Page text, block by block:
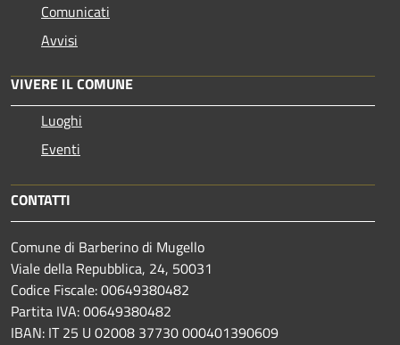
Comunicati
Avvisi
VIVERE IL COMUNE
Luoghi
Eventi
CONTATTI
Comune di Barberino di Mugello
Viale della Repubblica, 24, 50031
Codice Fiscale: 00649380482
Partita IVA: 00649380482
IBAN: IT 25 U 02008 37730 000401390609